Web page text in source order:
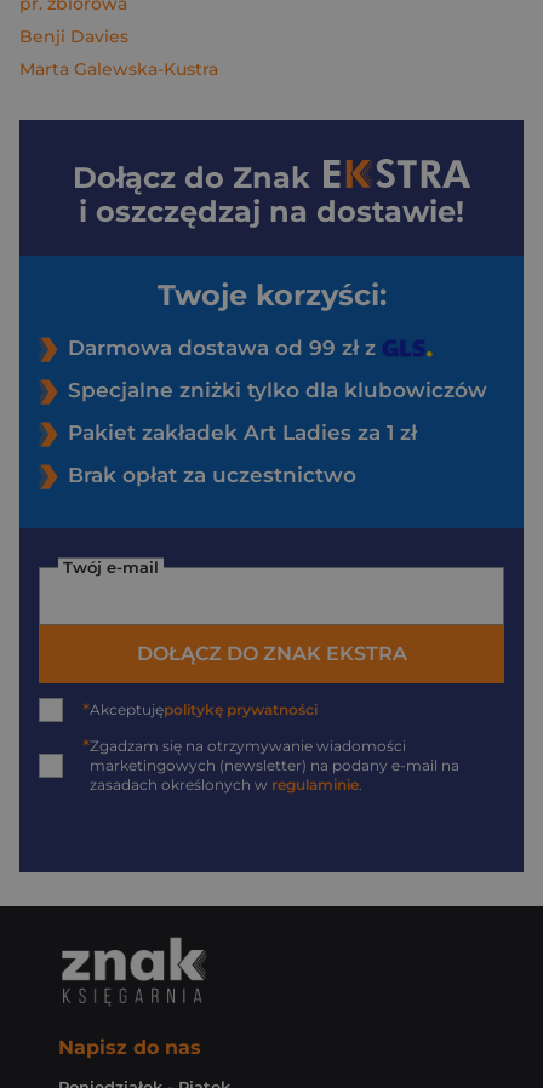
Benji Davies
Marta Galewska-Kustra
Dołącz do Znak
i oszczędzaj na dostawie!
Twoje korzyści:
Darmowa dostawa od 99 zł z
Specjalne zniżki tylko dla klubowiczów
Pakiet zakładek Art Ladies za 1 zł
Brak opłat za uczestnictwo
Twój e-mail
DOŁĄCZ DO ZNAK EKSTRA
*Akceptujępolitykę prywatności
*Zgadzam się na otrzymywanie wiadomości
marketingowych (newsletter) na podany e-mail na
zasadach określonych w regulaminie.
Napisz do nas